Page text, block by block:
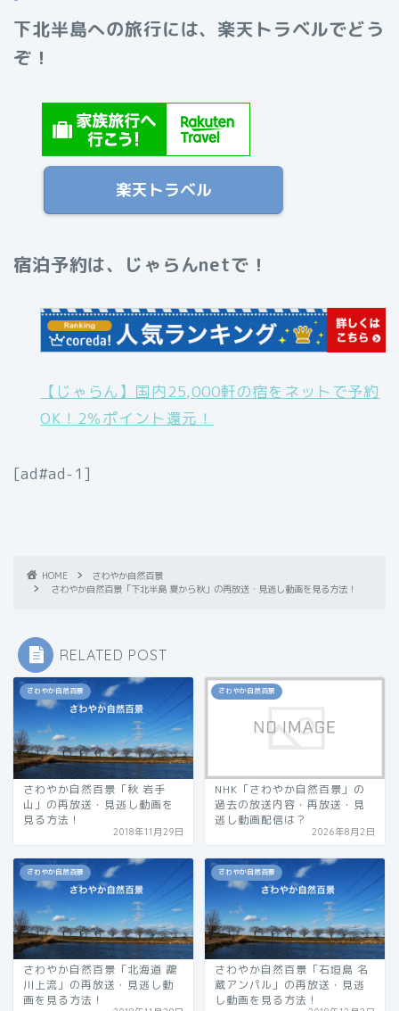
下北半島への旅行には、楽天トラベルでどう
ぞ！
楽天トラベル
宿泊予約は、じゃらんnetで！
【じゃらん】国内25,000軒の宿をネットで予約
OK！2％ポイント還元！
[ad#ad-1]
HOME
さわやか自然百景
さわやか自然百景「下北半島 夏から秋」の再放送・見逃し動画を見る方法！
RELATED POST
さわやか自然百景
さわやか自然百景「秋 岩手
山」の再放送・見逃し動画を
見る方法！
2018年11月29日
さわやか自然百景
NHK「さわやか自然百景」の
過去の放送内容・再放送・見
逃し動画配信は？
2026年8月2日
さわやか自然百景
さわやか自然百景「北海道 鵡
川上流」の再放送・見逃し動
画を見る方法！
さわやか自然百景
さわやか自然百景「石垣島 名
蔵アンパル」の再放送・見逃
し動画を見る方法！